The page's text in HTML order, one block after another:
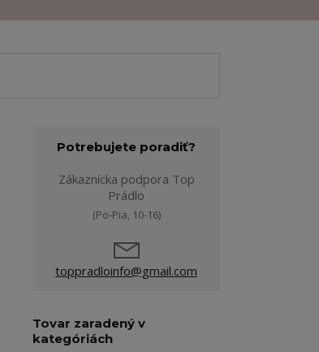
Potrebujete poradiť?
Zákaznícka podpora Top
Prádlo
(Po-Pia, 10-16)
toppradloinfo@gmail.com
Tovar zaradený v
kategóriách